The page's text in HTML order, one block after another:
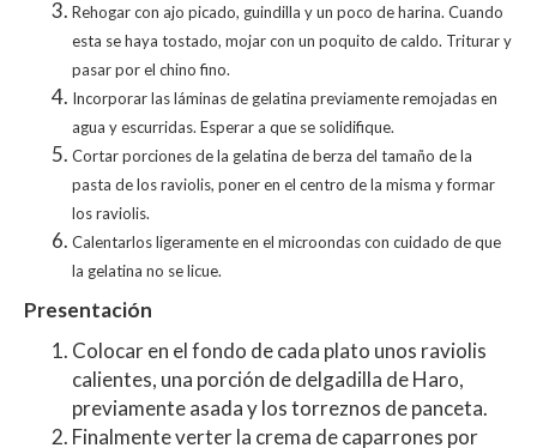
Rehogar con ajo picado, guindilla y un poco de harina. Cuando
esta se haya tostado, mojar con un poquito de caldo. Triturar y
pasar por el chino fino.
Incorporar las láminas de gelatina previamente remojadas en
agua y escurridas. Esperar a que se solidifique.
Cortar porciones de la gelatina de berza del tamaño de la
pasta de los raviolis, poner en el centro de la misma y formar
los raviolis.
Calentarlos ligeramente en el microondas con cuidado de que
la gelatina no se licue.
Presentación
Colocar en el fondo de cada plato unos raviolis
calientes, una porción de delgadilla de Haro,
previamente asada y los torreznos de panceta.
Finalmente verter la crema de caparrones por